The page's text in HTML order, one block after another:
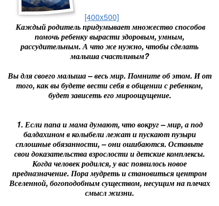
[400x500]
Каждый родитель придумывает множество способов
помочь ребенку вырасти здоровым, умным,
рассудительным. А что же нужно, чтобы сделать
малыша счастливым?
Вы для своего малыша – весь мир. Помните об этом. И от
того, как вы будете вести себя в общении с ребенком,
будет зависеть его мироощущение.
1. Если папа и мама думают, что вокруг – мир, а под
балдахином в колыбели лежат и пускают пузыри
сплошные обязанности, – они ошибаются. Оставьте
свои доказательства взрослости и детские комплексы.
Когда человек родился, у вас появилось новое
предназначение. Пора мудреть и становиться центром
Вселенной, богоподобным существом, несущим на плечах
смысл жизни.